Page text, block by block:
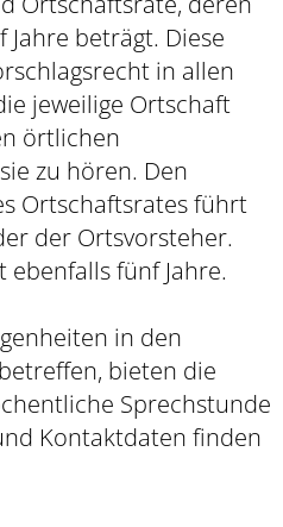
beträgt. Diese
in allen
jeweilige Ortschaft
örtlichen
zu hören. Den
Ortschaftsrates führt
der Ortsvorsteher.
fünf Jahre.
in den
bieten die
Sprechstunde
Kontaktdaten finden